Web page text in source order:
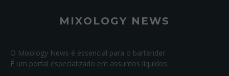
MIXOLOGY NEWS
O Mixology News é essencial para o bartender.
É um portal especializado em assuntos líquidos.